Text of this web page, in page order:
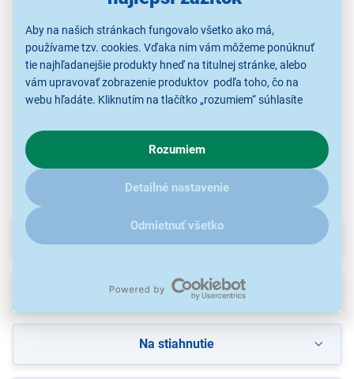
Aby na našich stránkach fungovalo všetko ako má,
používame tzv. cookies. Vďaka nim vám môžeme ponúknuť
tie najhľadanejšie produkty hneď na titulnej stránke, alebo
vám upravovať zobrazenie produktov podľa toho, čo na
webu hľadáte. Kliknutím na tlačítko „rozumiem“ súhlasíte
o chovaní na webe pre zobrazovaní cielených reklám.
V prípade že vás zaujímajú detaily, ako u nás s cookies a
ďalšími údaji pracujeme, kliknitesem.
Rozumiem
Detailné nastavenie
Odmietnuť všetko
1,00 €
mobilné telefóny
Max 256 GB Orange
1 489,00 €
WW90CGC04DAHLE
339,00 €
Recenzie(1)
Na stiahnutie